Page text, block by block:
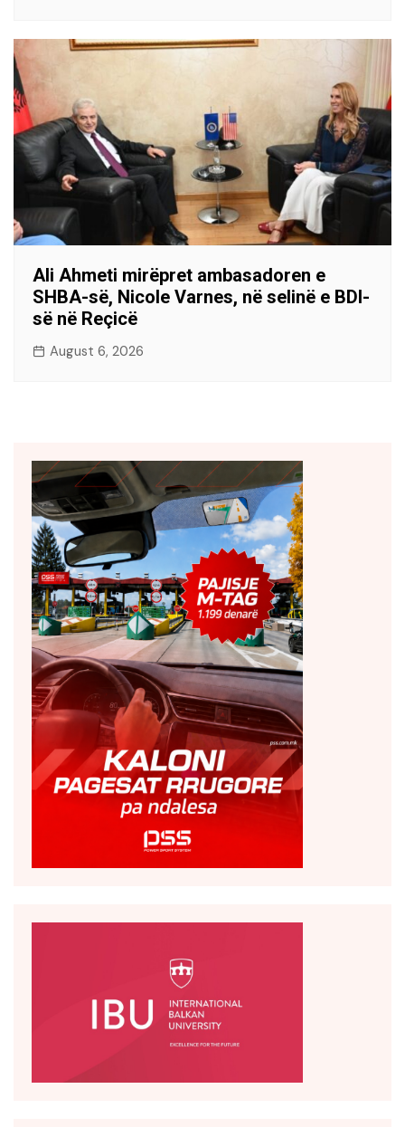
Ali Ahmeti mirëpret ambasadoren e
SHBA-së, Nicole Varnes, në selinë e BDI-
së në Reçicë
August 6, 2026